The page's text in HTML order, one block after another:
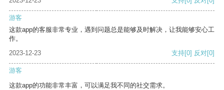
游客
这款app的客服非常专业，遇到问题总是能够及时解决，让我能够安心工
作。
2023-12-23
支持[0] 反对[0]
游客
这款app的功能非常丰富，可以满足我不同的社交需求。